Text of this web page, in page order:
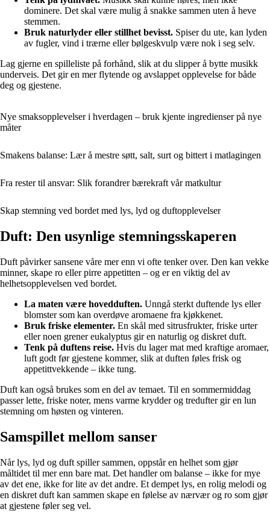
dominere. Det skal være mulig å snakke sammen uten å heve
stemmen.
Bruk naturlyder eller stillhet bevisst. Spiser du ute, kan lyden
av fugler, vind i trærne eller bølgeskvulp være nok i seg selv.
Lag gjerne en spilleliste på forhånd, slik at du slipper å bytte musikk
underveis. Det gir en mer flytende og avslappet opplevelse for både
deg og gjestene.
Nye smaksopplevelser i hverdagen – bruk kjente ingredienser på nye
måter
Smakens balanse: Lær å mestre søtt, salt, surt og bittert i matlagingen
Fra rester til ansvar: Slik forandrer bærekraft vår matkultur
Skap stemning ved bordet med lys, lyd og duftopplevelser
Duft: Den usynlige stemningsskaperen
Duft påvirker sansene våre mer enn vi ofte tenker over. Den kan vekke
minner, skape ro eller pirre appetitten – og er en viktig del av
helhetsopplevelsen ved bordet.
La maten være hovedduften. Unngå sterkt duftende lys eller
blomster som kan overdøve aromaene fra kjøkkenet.
Bruk friske elementer. En skål med sitrusfrukter, friske urter
eller noen grener eukalyptus gir en naturlig og diskret duft.
Tenk på duftens reise. Hvis du lager mat med kraftige aromaer,
luft godt før gjestene kommer, slik at duften føles frisk og
appetittvekkende – ikke tung.
Duft kan også brukes som en del av temaet. Til en sommermiddag
passer lette, friske noter, mens varme krydder og tredufter gir en lun
stemning om høsten og vinteren.
Samspillet mellom sanser
Når lys, lyd og duft spiller sammen, oppstår en helhet som gjør
måltidet til mer enn bare mat. Det handler om balanse – ikke for mye
av det ene, ikke for lite av det andre. Et dempet lys, en rolig melodi og
en diskret duft kan sammen skape en følelse av nærvær og ro som gjør
at gjestene føler seg vel.